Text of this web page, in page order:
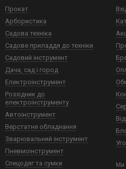
Прокат
Арбористика
Садова техніка
Садове приладдя до техніки
Садовий інструмент
Дача, сад і город
Електроінструмент
Розхідник до
електроінструменту
Автоінструмент
Верстатне обладнання
Зварювальний інструмент
Пневмоінструмент
Спецодяг та сумки
Ми